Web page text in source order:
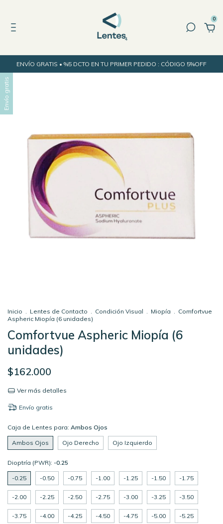
0
ENVÍO GRATIS • %5 DCTO EN TU PRIMER PEDIDO : CÓDIGO 5%OFF
Envío gratis
Inicio . Lentes de Contacto . Condición Visual . Miopía . Comfortvue
Aspheric Miopía (6 unidades)
Comfortvue Aspheric Miopía (6
unidades)
$162.000
Ver más detalles
Envío gratis
Caja de Lentes para: Ambos Ojos
Ambos Ojos Ojo Derecho Ojo Izquierdo
Dioptría (PWR): -0.25
-0.25 -0.50 -0.75 -1.00 -1.25 -1.50 -1.75
-2.00 -2.25 -2.50 -2.75 -3.00 -3.25 -3.50
-3.75 -4.00 -4.25 -4.50 -4.75 -5.00 -5.25